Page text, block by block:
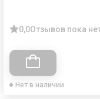
0,0Отзывов пока
Нет в наличии